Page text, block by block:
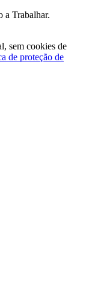
a Trabalhar.
sem cookies de
de proteção de